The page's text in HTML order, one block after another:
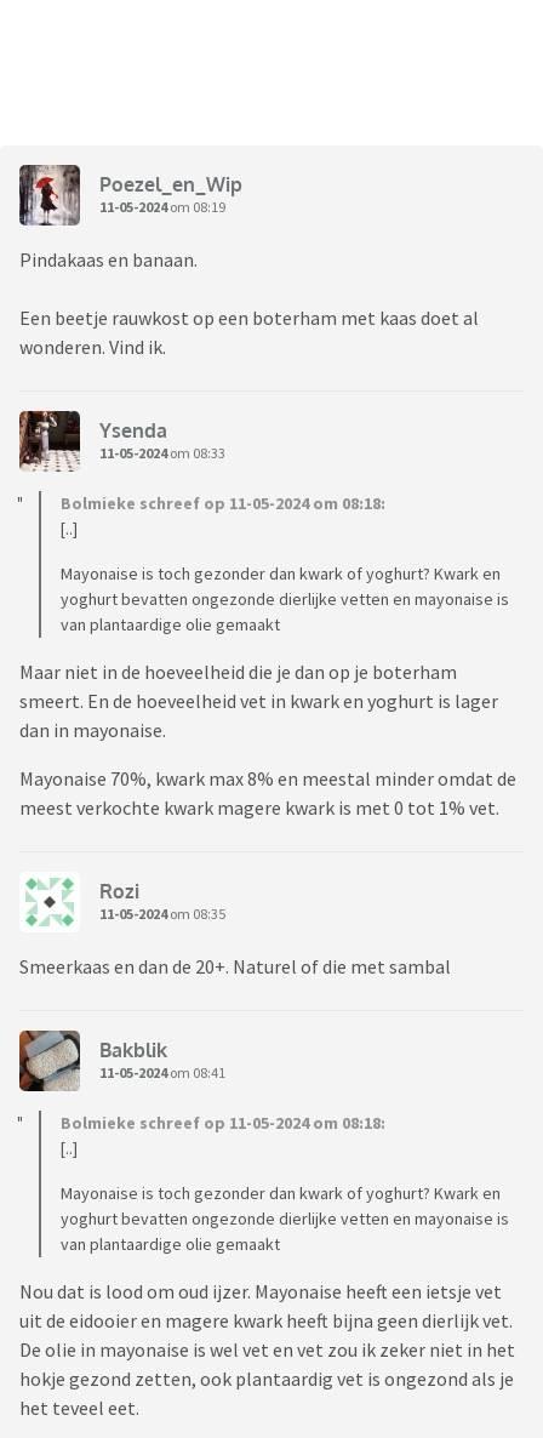
Poezel_en_Wip
11-05-2024om 08:19
Pindakaas en banaan.
Een beetje rauwkost op een boterham met kaas doet al
wonderen. Vind ik.
Ysenda
11-05-2024om 08:33
Bolmieke schreef op 11-05-2024 om 08:18:
[..]
Mayonaise is toch gezonder dan kwark of yoghurt? Kwark en
yoghurt bevatten ongezonde dierlijke vetten en mayonaise is
van plantaardige olie gemaakt
Maar niet in de hoeveelheid die je dan op je boterham
smeert. En de hoeveelheid vet in kwark en yoghurt is lager
dan in mayonaise.
Mayonaise 70%, kwark max 8% en meestal minder omdat de
meest verkochte kwark magere kwark is met 0 tot 1% vet.
Rozi
11-05-2024om 08:35
Smeerkaas en dan de 20+. Naturel of die met sambal
Bakblik
11-05-2024om 08:41
Bolmieke schreef op 11-05-2024 om 08:18:
[..]
Mayonaise is toch gezonder dan kwark of yoghurt? Kwark en
yoghurt bevatten ongezonde dierlijke vetten en mayonaise is
van plantaardige olie gemaakt
Nou dat is lood om oud ijzer. Mayonaise heeft een ietsje vet
uit de eidooier en magere kwark heeft bijna geen dierlijk vet.
De olie in mayonaise is wel vet en vet zou ik zeker niet in het
hokje gezond zetten, ook plantaardig vet is ongezond als je
het teveel eet.